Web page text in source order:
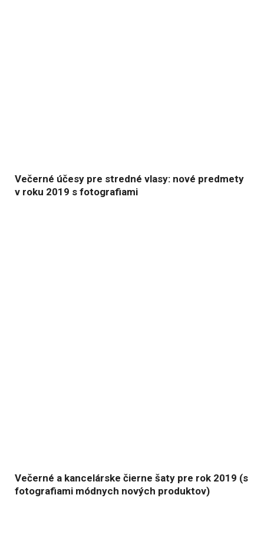
Večerné účesy pre stredné vlasy: nové predmety
v roku 2019 s fotografiami
Večerné a kancelárske čierne šaty pre rok 2019 (s
fotografiami módnych nových produktov)